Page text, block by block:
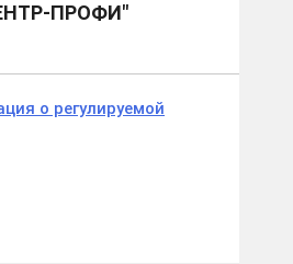
ПРОФИ"
о регулируемой